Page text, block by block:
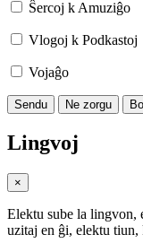
Ŝercoj k Amuziĝo
Vlogoj k Podkastoj
Vojaĝo
Sendu Ne zorgu
Lingvoj
×
Elektu sube la lingvon,
uzitaj en ĝi, elektu